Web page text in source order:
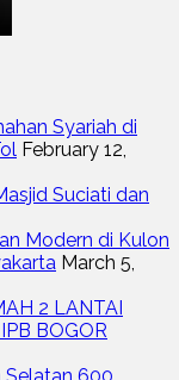
Syariah di
February 12,
Suciati dan
Modern di Kulon
March 5,
2 LANTAI
BOGOR